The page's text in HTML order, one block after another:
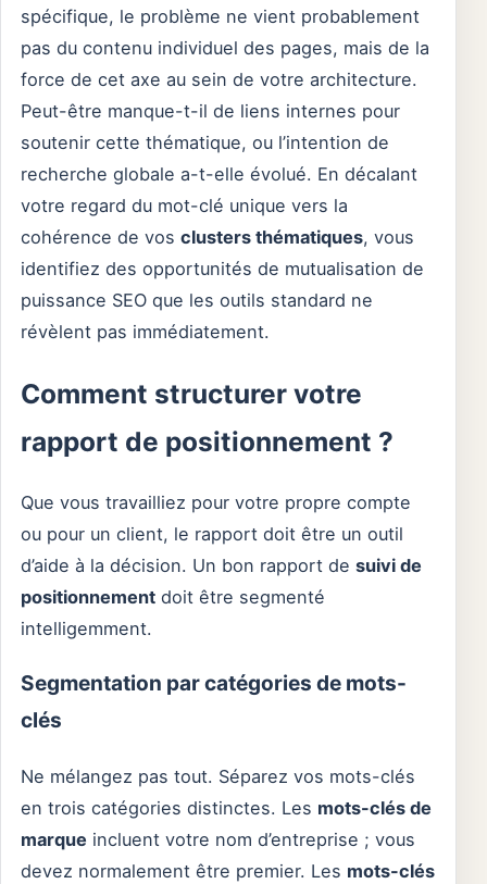
spécifique, le problème ne vient probablement
pas du contenu individuel des pages, mais de la
force de cet axe au sein de votre architecture.
Peut-être manque-t-il de liens internes pour
soutenir cette thématique, ou l’intention de
recherche globale a-t-elle évolué. En décalant
votre regard du mot-clé unique vers la
cohérence de vos clusters thématiques, vous
identifiez des opportunités de mutualisation de
puissance SEO que les outils standard ne
révèlent pas immédiatement.
Comment structurer votre
rapport de positionnement ?
Que vous travailliez pour votre propre compte
ou pour un client, le rapport doit être un outil
d’aide à la décision. Un bon rapport de suivi de
positionnement doit être segmenté
intelligemment.
Segmentation par catégories de mots-
clés
Ne mélangez pas tout. Séparez vos mots-clés
en trois catégories distinctes. Les mots-clés de
marque incluent votre nom d’entreprise ; vous
devez normalement être premier. Les mots-clés